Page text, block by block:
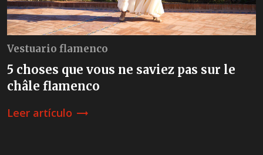
Vestuario flamenco
5 choses que vous ne saviez pas sur le
châle flamenco
Leer artículo trending_flat